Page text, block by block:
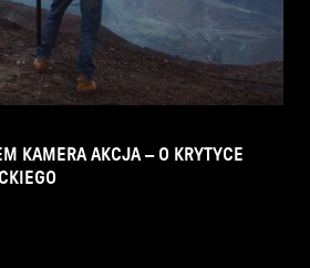
KAMERA AKCJA – O KRYTYCE